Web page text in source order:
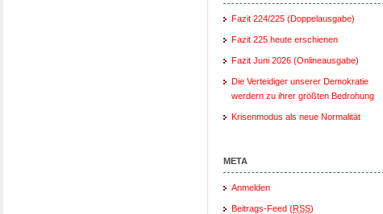
Fazit 224/225 (Doppelausgabe)
Fazit 225 heute erschienen
Fazit Juni 2026 (Onlineausgabe)
Die Verteidiger unserer Demokratie
werdern zu ihrer größten Bedrohung
Krisenmodus als neue Normalität
META
Anmelden
Beitrags-Feed (RSS)